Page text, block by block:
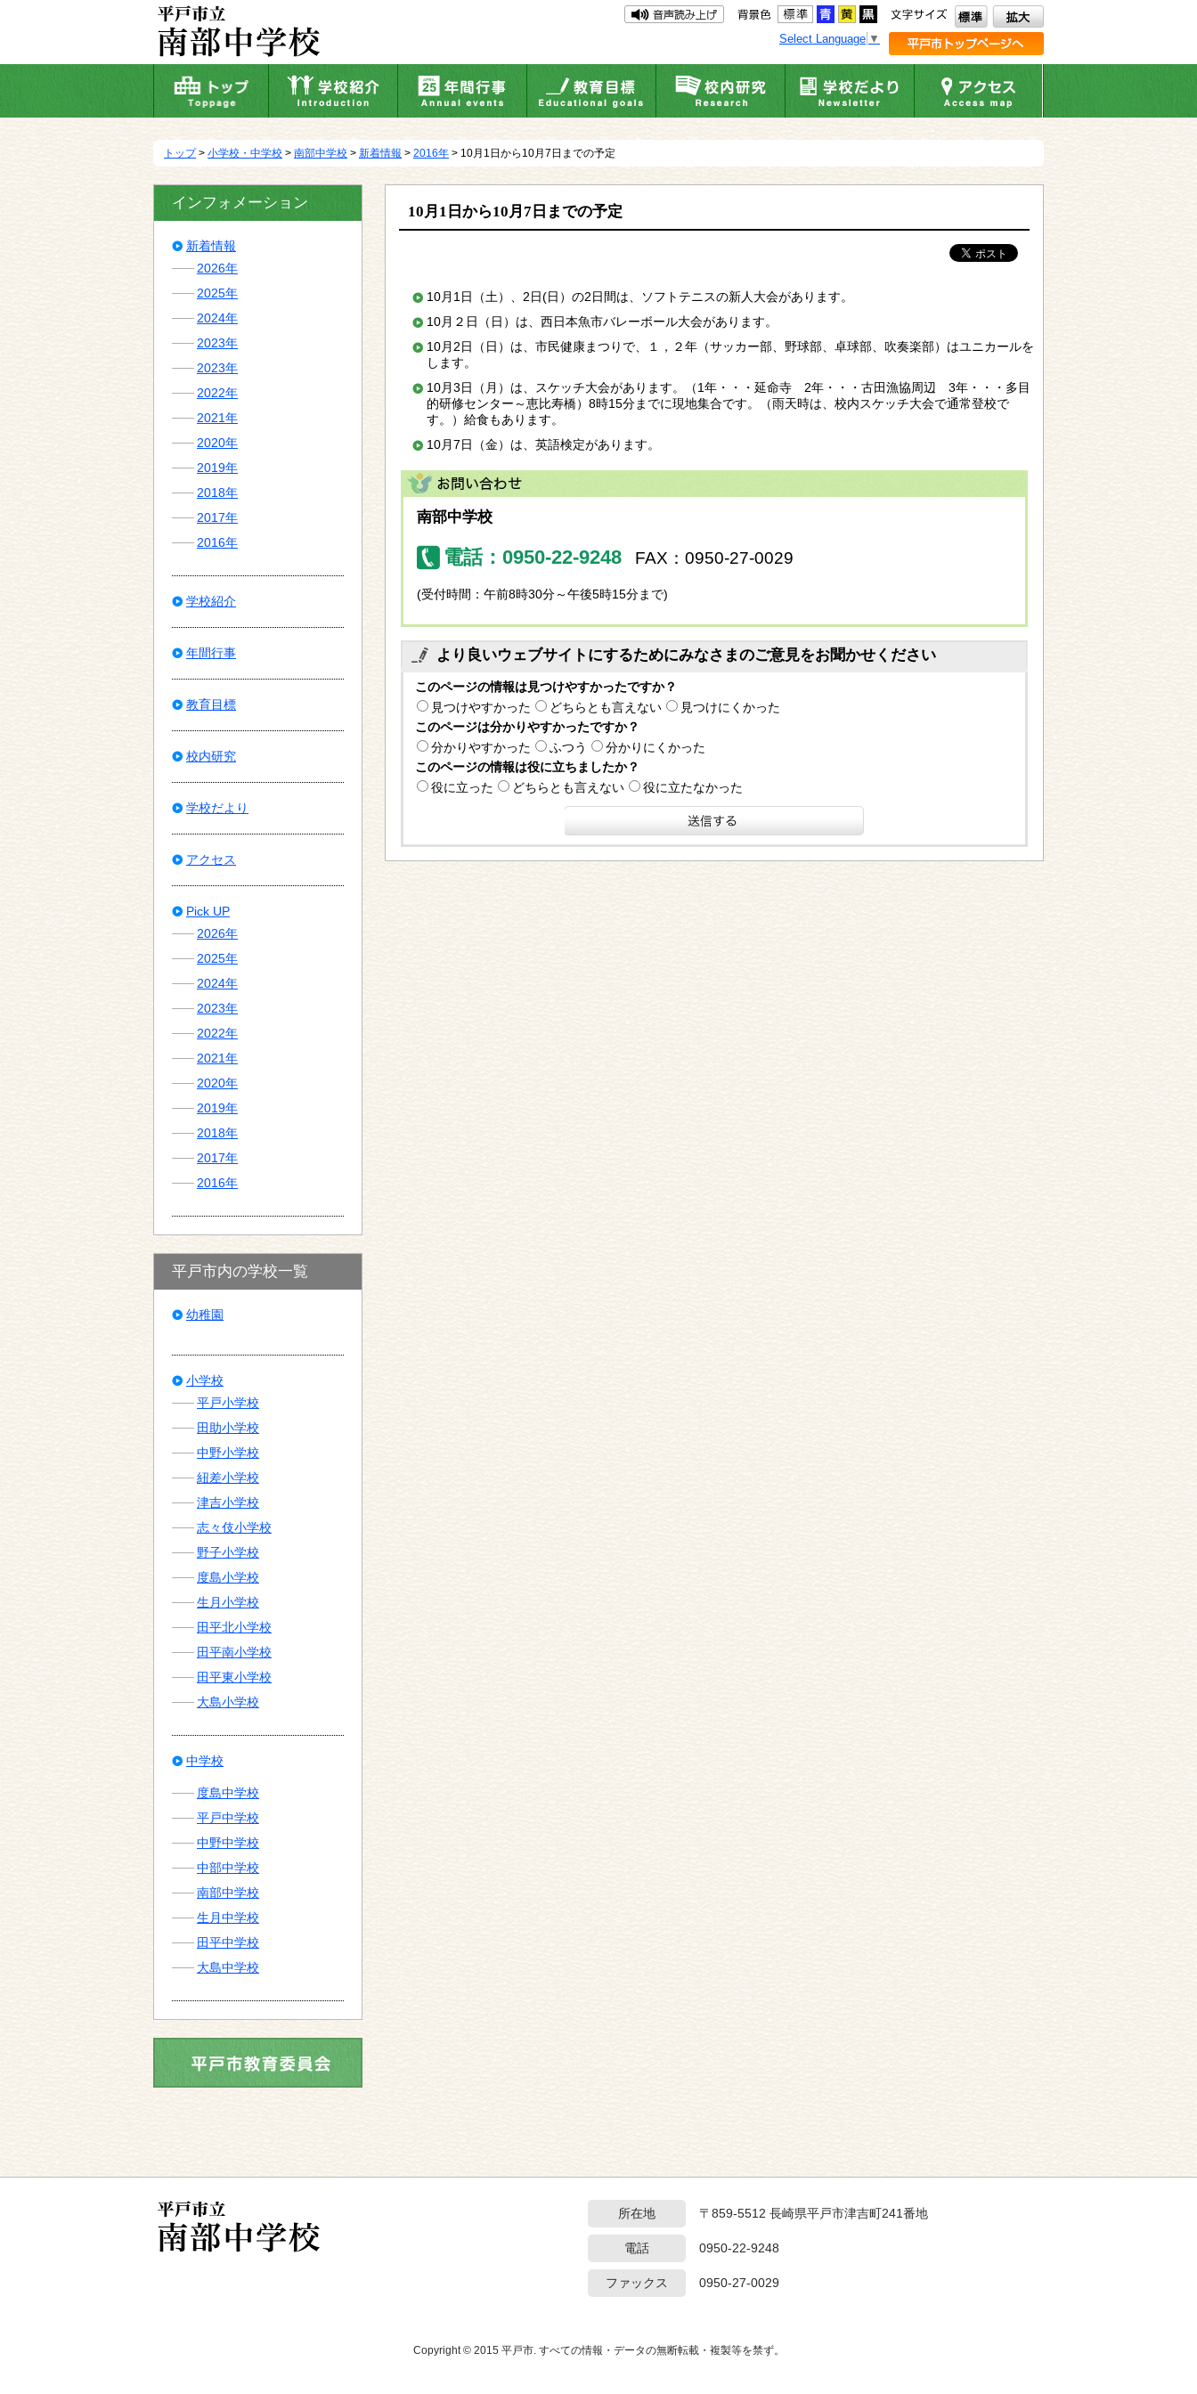
動
Select Language ▼
トップ> 小学校・中学校 > 南部中学校 > 新着情報 > 2016年 > 10月1日から10月7日までの予定
10月1日から10月7日までの予定
10月1日（土）、2日(日）の2日間は、ソフトテニスの新人大会があります。
10月２日（日）は、西日本魚市バレーボール大会があります。
10月2日（日）は、市民健康まつりで、１，２年（サッカー部、野球部、卓球部、吹奏楽部）はユニカールを
します。
10月3日（月）は、スケッチ大会があります。（1年・・・延命寺 2年・・・古田漁協周辺 3年・・・多目
的研修センター～恵比寿橋）8時15分までに現地集合です。（雨天時は、校内スケッチ大会で通常登校で
す。）給食もあります。
10月7日（金）は、英語検定があります。
南部中学校
電話：0950-22-9248 FAX：0950-27-0029
(受付時間：午前8時30分～午後5時15分まで)
より良いウェブサイトにするためにみなさまのご意見をお聞かせください
このページの情報は見つけやすかったですか？
見つけやすかった
どちらとも言えない
見つけにくかった
このページは分かりやすかったですか？
分かりやすかった
ふつう
分かりにくかった
このページの情報は役に立ちましたか？
役に立った
どちらとも言えない 役に立たなかった
インフォメーション
新着情報
2026年
2025年
2024年
2023年
2023年
2022年
2021年
2020年
2019年
2018年
2017年
2016年
学校紹介
年間行事
教育目標
校内研究
学校だより
アクセス
Pick UP
2026年
2025年
2024年
2023年
2022年
2021年
2020年
2019年
2018年
2017年
2016年
平戸市内の学校一覧
幼稚園
小学校
平戸小学校
田助小学校
中野小学校
紐差小学校
津吉小学校
志々伎小学校
野子小学校
度島小学校
生月小学校
田平北小学校
田平南小学校
田平東小学校
大島小学校
中学校
度島中学校
平戸中学校
中野中学校
中部中学校
南部中学校
生月中学校
田平中学校
大島中学校
所在地 〒859-5512 長崎県平戸市津吉町241番地
電話 0950-22-9248
ファックス 0950-27-0029
Copyright © 2015 平戸市. すべての情報・データの無断転載・複製等を禁ず。